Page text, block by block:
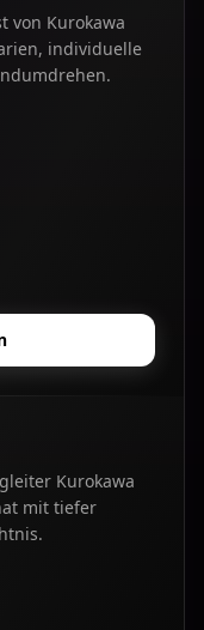
von Kurokawa
individuelle
Kurokawa
mit tiefer